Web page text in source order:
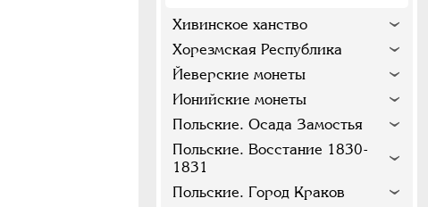
Хивинское ханство
Хорезмская Республика
Йеверские монеты
Ионийские монеты
Польские. Осада Замостья
Польские. Восстание 1830-
1831
Польские. Город Краков